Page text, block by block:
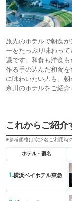
旅先のホテルで朝食
ーをたっぷり味わっ
議です。和食も洋食
作る手の込んだ和食
に味わいたい人も。
奈川のホテルをご紹介
これからご紹介
※参考価格は1泊2名ご利用時
ホテル・宿名
1.横浜ベイホテル東急